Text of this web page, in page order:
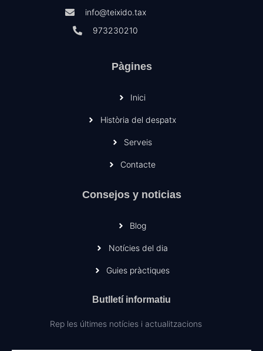
info@teixido.tax
973230210
Pàgines
Inici
Història del despatx
Serveis
Contacte
Consejos y noticias
Blog
Notícies del dia
Guies pràctiques
Butlletí informatiu
Rep les últimes notícies i actualitzacions